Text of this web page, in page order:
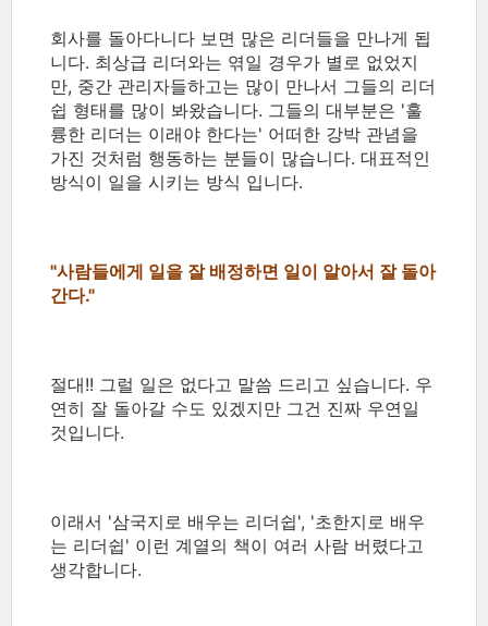
회사를 돌아다니다 보면 많은 리더들을 만나게 됩
니다. 최상급 리더와는 엮일 경우가 별로 없었지
만, 중간 관리자들하고는 많이 만나서 그들의 리더
쉽 형태를 많이 봐왔습니다. 그들의 대부분은 '훌
륭한 리더는 이래야 한다는' 어떠한 강박 관념을
가진 것처럼 행동하는 분들이 많습니다. 대표적인
방식이 일을 시키는 방식 입니다.
"사람들에게 일을 잘 배정하면 일이 알아서 잘 돌아
간다."
절대!! 그럴 일은 없다고 말씀 드리고 싶습니다. 우
연히 잘 돌아갈 수도 있겠지만 그건 진짜 우연일
것입니다.
이래서 '삼국지로 배우는 리더쉽', '초한지로 배우
는 리더쉽' 이런 계열의 책이 여러 사람 버렸다고
생각합니다.